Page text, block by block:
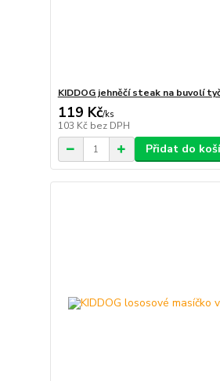
KIDDOG jehněčí steak na buvolí
119 Kč/ks
103 Kč bez DPH
Přidat do